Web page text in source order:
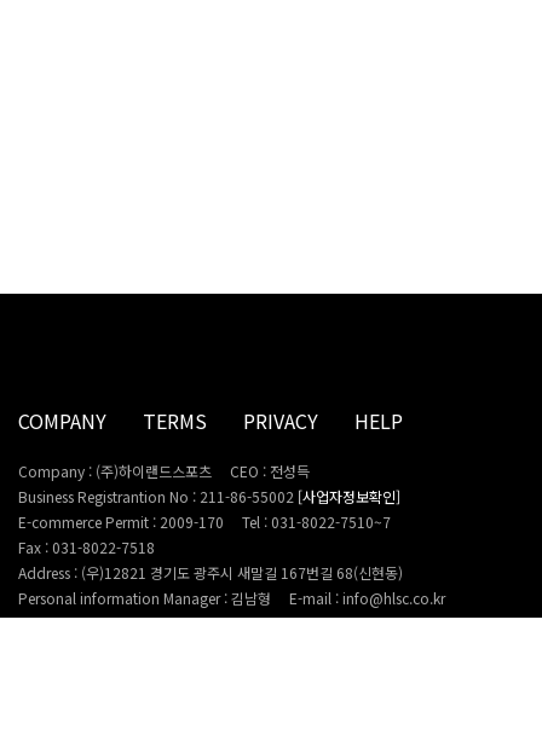
COMPANY TERMS PRIVACY HELP
Company : (주)하이랜드스포츠
CEO : 전성득
Business Registrantion No : 211-86-55002 [사업자정보확인]
E-commerce Permit : 2009-170
Tel : 031-8022-7510~7
Fax : 031-8022-7518
Address : (우)12821 경기도 광주시 새말길 167번길 68(신현동)
Personal information Manager : 김남형
E-mail : info@hlsc.co.kr